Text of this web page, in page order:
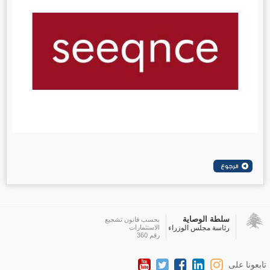
سلطة الوصاية
رئاسة مجلس الوزراء
بحسب قانون تشجيع
الاستثمارات
رقم 360
تابعونا على